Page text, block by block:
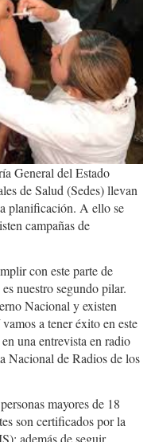
General del Estado
de Salud (Sedes) llevan
planificación. A ello se
campañas de
con este parte de
nuestro segundo pilar.
Nacional y existen
a tener éxito en este
una entrevista en radio
Nacional de Radios de los
mayores de 18
son certificados por la
además de seguir